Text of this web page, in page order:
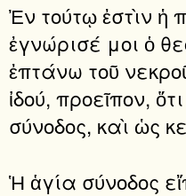
Ἐν τούτῳ ἐστὶν ἡ
ἐγνώρισέ μοι ὁ
ἐπτάνω τοῦ
ἰδού, προεῖπον,
σύνοδος, καὶ ὡς
Ἡ ἁγία σύνοδος